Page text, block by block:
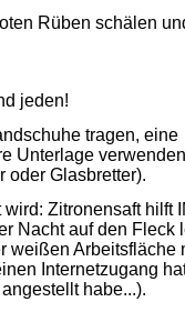
Rüben schälen
jeden!
tragen, eine
Unterlage
oder Glasbretter).
Zitronensaft hilft
Nacht auf den Fleck
weißen Arbeitsfläche
Internetzugang
habe...).